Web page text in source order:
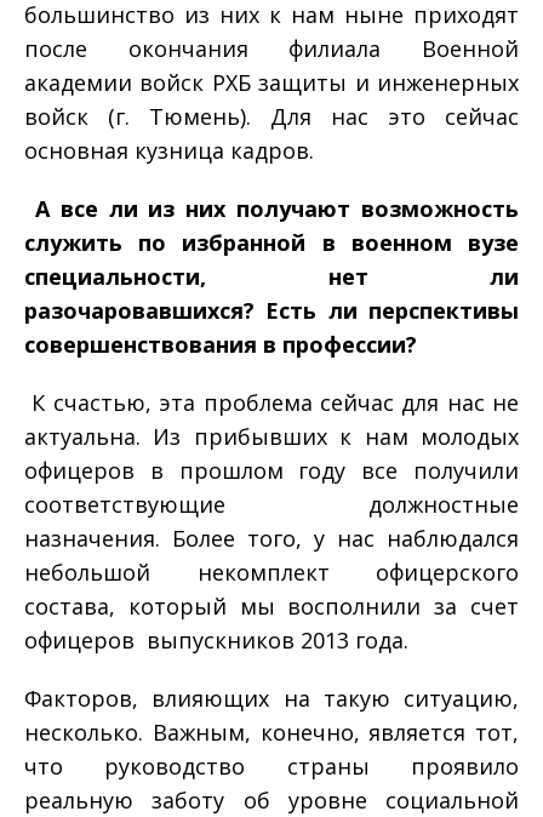
большинство из них к нам ныне приходят
после окончания филиала Военной
академии войск РХБ защиты и инженерных
войск (г. Тюмень). Для нас это сейчас
основная кузница кадров.
­ А все ли из них получают возможность
служить по избранной в военном вузе
специальности, нет ли
разочаровавшихся? Есть ли перспективы
совершенствования в профессии?
­ К счастью, эта проблема сейчас для нас не
актуальна. Из прибывших к нам молодых
офицеров в прошлом году все получили
соответствующие должностные
назначения. Более того, у нас наблюдался
небольшой некомплект офицерского
состава, который мы восполнили за счет
офицеров ­ выпускников 2013 года.
Факторов, влияющих на такую ситуацию,
несколько. Важным, конечно, является тот,
что руководство страны проявило
реальную заботу об уровне социальной